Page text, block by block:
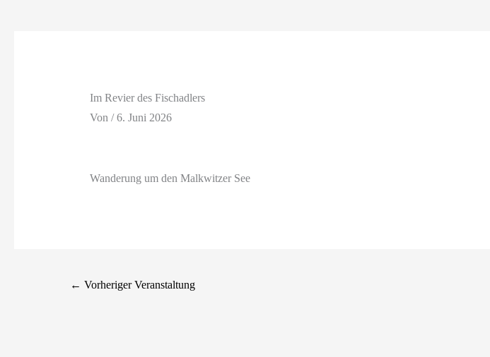
Im Revier des Fischadlers
Von /6. Juni 2026
Wanderung um den Malkwitzer See
← Vorheriger Veranstaltung